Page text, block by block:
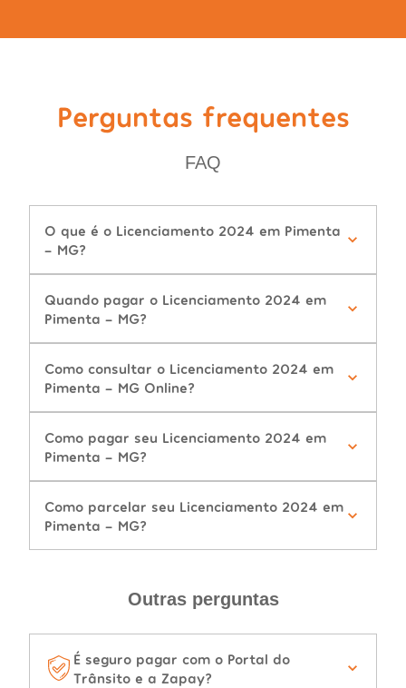
Perguntas frequentes
FAQ
O que é o Licenciamento 2024 em Pimenta
- MG?
Quando pagar o Licenciamento 2024 em
Pimenta - MG?
Como consultar o Licenciamento 2024 em
Pimenta - MG Online?
Como pagar seu Licenciamento 2024 em
Pimenta - MG?
Como parcelar seu Licenciamento 2024 em
Pimenta - MG?
Outras perguntas
É seguro pagar com o Portal do
Trânsito e a Zapay?